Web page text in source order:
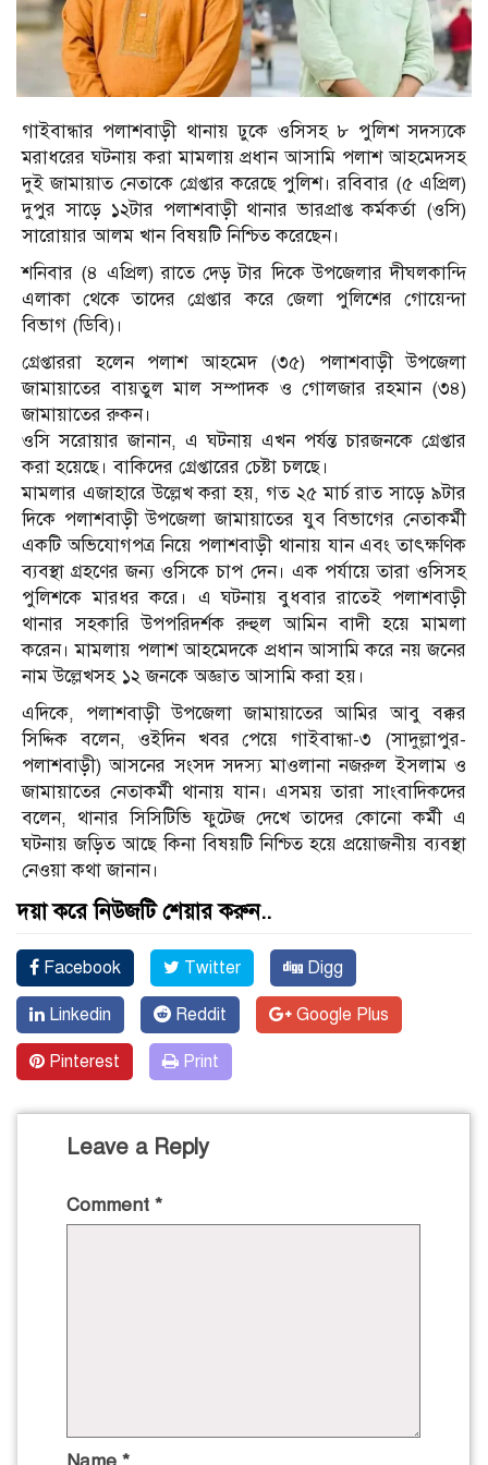
গাইবান্ধার পলাশবাড়ী থানায় ঢুকে ওসিসহ ৮ পুলিশ সদস্যকে
মরাধরের ঘটনায় করা মামলায় প্রধান আসামি পলাশ আহমেদসহ
দুই জামায়াত নেতাকে গ্রেপ্তার করেছে পুলিশ। রবিবার (৫ এপ্রিল)
দুপুর সাড়ে ১২টার পলাশবাড়ী থানার ভারপ্রাপ্ত কর্মকর্তা (ওসি)
সারোয়ার আলম খান বিষয়টি নিশ্চিত করেছেন।
শনিবার (৪ এপ্রিল) রাতে দেড় টার দিকে উপজেলার দীঘলকান্দি
এলাকা থেকে তাদের গ্রেপ্তার করে জেলা পুলিশের গোয়েন্দা
বিভাগ (ডিবি)।
গ্রেপ্তাররা হলেন পলাশ আহমেদ (৩৫) পলাশবাড়ী উপজেলা
জামায়াতের বায়তুল মাল সম্পাদক ও গোলজার রহমান (৩৪)
জামায়াতের রুকন।
ওসি সরোয়ার জানান, এ ঘটনায় এখন পর্যন্ত চারজনকে গ্রেপ্তার
করা হয়েছে। বাকিদের গ্রেপ্তারের চেষ্টা চলছে।
মামলার এজাহারে উল্লেখ করা হয়, গত ২৫ মার্চ রাত সাড়ে ৯টার
দিকে পলাশবাড়ী উপজেলা জামায়াতের যুব বিভাগের নেতাকর্মী
একটি অভিযোগপত্র নিয়ে পলাশবাড়ী থানায় যান এবং তাৎক্ষণিক
ব্যবস্থা গ্রহণের জন্য ওসিকে চাপ দেন। এক পর্যায়ে তারা ওসিসহ
পুলিশকে মারধর করে। এ ঘটনায় বুধবার রাতেই পলাশবাড়ী
থানার সহকারি উপপরিদর্শক রুহুল আমিন বাদী হয়ে মামলা
করেন। মামলায় পলাশ আহমেদকে প্রধান আসামি করে নয় জনের
নাম উল্লেখসহ ১২ জনকে অজ্ঞাত আসামি করা হয়।
এদিকে, পলাশবাড়ী উপজেলা জামায়াতের আমির আবু বক্কর
সিদ্দিক বলেন, ওইদিন খবর পেয়ে গাইবান্ধা-৩ (সাদুল্লাপুর-
পলাশবাড়ী) আসনের সংসদ সদস্য মাওলানা নজরুল ইসলাম ও
জামায়াতের নেতাকর্মী থানায় যান। এসময় তারা সাংবাদিকদের
বলেন, থানার সিসিটিভি ফুটেজ দেখে তাদের কোনো কর্মী এ
ঘটনায় জড়িত আছে কিনা বিষয়টি নিশ্চিত হয়ে প্রয়োজনীয় ব্যবস্থা
নেওয়া কথা জানান।
দয়া করে নিউজটি শেয়ার করুন..
Facebook Twitter Digg
Linkedin Reddit Google Plus
Pinterest Print
Leave a Reply
Comment *